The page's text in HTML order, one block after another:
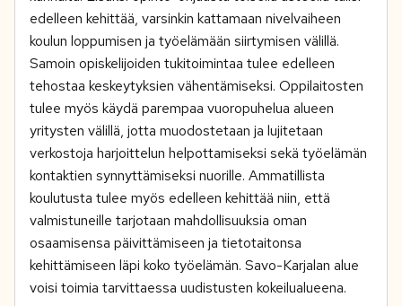
edelleen kehittää, varsinkin kattamaan nivelvaiheen
koulun loppumisen ja työelämään siirtymisen välillä.
Samoin opiskelijoiden tukitoimintaa tulee edelleen
tehostaa keskeytyksien vähentämiseksi. Oppilaitosten
tulee myös käydä parempaa vuoropuhelua alueen
yritysten välillä, jotta muodostetaan ja lujitetaan
verkostoja harjoittelun helpottamiseksi sekä työelämän
kontaktien synnyttämiseksi nuorille. Ammatillista
koulutusta tulee myös edelleen kehittää niin, että
valmistuneille tarjotaan mahdollisuuksia oman
osaamisensa päivittämiseen ja tietotaitonsa
kehittämiseen läpi koko työelämän. Savo-Karjalan alue
voisi toimia tarvittaessa uudistusten kokeilualueena.